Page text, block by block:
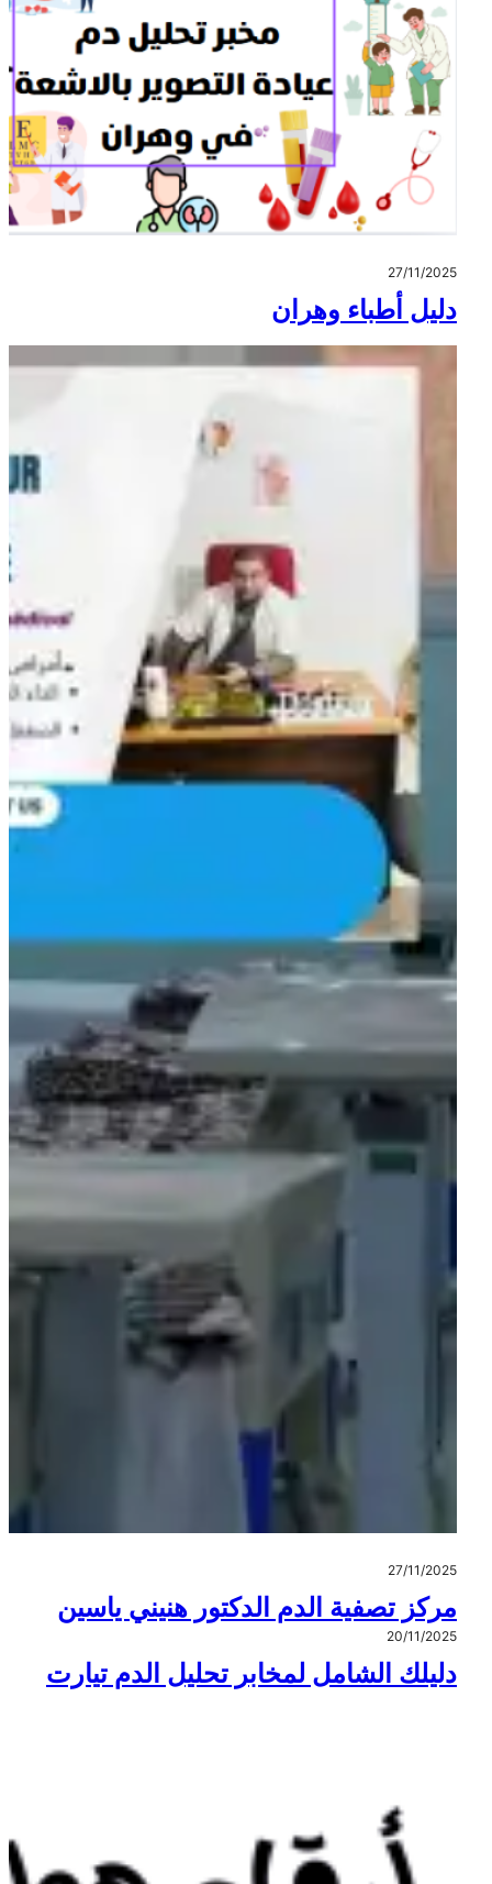
27/11/2025
دليل أطباء وهران
27/11/2025
مركز تصفية الدم الدكتور هنيني ياسين
20/11/2025
دليلك الشامل لمخابر تحليل الدم تيارت